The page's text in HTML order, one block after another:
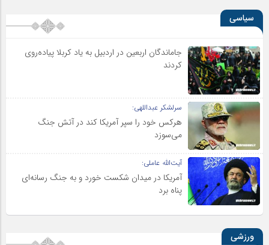
سیاسی
جاماندگان اربعین در اردبیل به یاد کربلا پیاده‌روی
کردند
سرلشکر عبداللهی:
هرکس خود را سپر آمریکا کند در آتش جنگ
می‌سوزد
آیت‌الله عاملی:
آمریکا در میدان شکست خورد و به جنگ رسانه‌ای
پناه برد
ورزشی